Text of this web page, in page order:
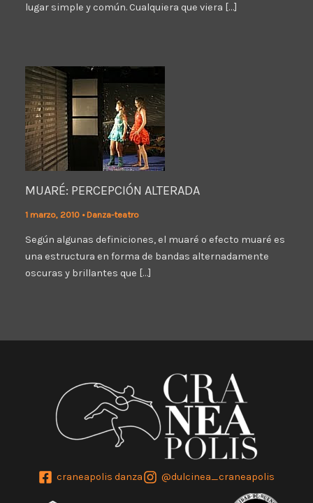
lugar simple y común. Cualquiera que viera […]
MUARÉ: PERCEPCIÓN ALTERADA
1 marzo, 2010 • Danza-teatro
Según algunas definiciones, el muaré o efecto muaré es
una estructura en forma de bandas alternadamente
oscuras y brillantes que […]
craneapolis danza @dulcinea_craneapolis